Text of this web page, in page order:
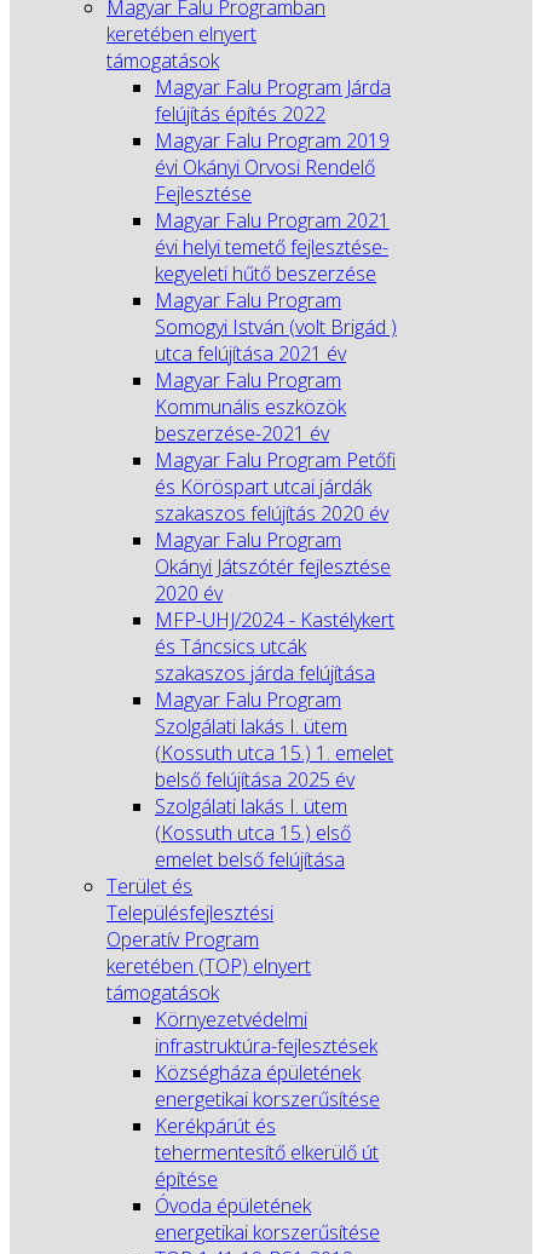
Magyar Falu Programban
keretében elnyert
támogatások
Magyar Falu Program Járda
felújítás építés 2022
Magyar Falu Program 2019
évi Okányi Orvosi Rendelő
Fejlesztése
Magyar Falu Program 2021
évi helyi temető fejlesztése-
kegyeleti hűtő beszerzése
Magyar Falu Program
Somogyi István (volt Brigád )
utca felújítása 2021 év
Magyar Falu Program
Kommunális eszközök
beszerzése-2021 év
Magyar Falu Program Petőfi
és Köröspart utcai járdák
szakaszos felújítás 2020 év
Magyar Falu Program
Okányi Játszótér fejlesztése
2020 év
MFP-UHJ/2024 - Kastélykert
és Táncsics utcák
szakaszos járda felújítása
Magyar Falu Program
Szolgálati lakás I. ütem
(Kossuth utca 15.) 1. emelet
belső felújítása 2025 év
Szolgálati lakás I. ütem
(Kossuth utca 15.) első
emelet belső felújítása
Terület és
Településfejlesztési
Operatív Program
keretében (TOP) elnyert
támogatások
Környezetvédelmi
infrastruktúra-fejlesztések
Községháza épületének
energetikai korszerűsítése
Kerékpárút és
tehermentesítő elkerülő út
építése
Óvoda épületének
energetikai korszerűsítése